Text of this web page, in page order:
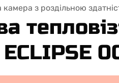
камера з роздільною